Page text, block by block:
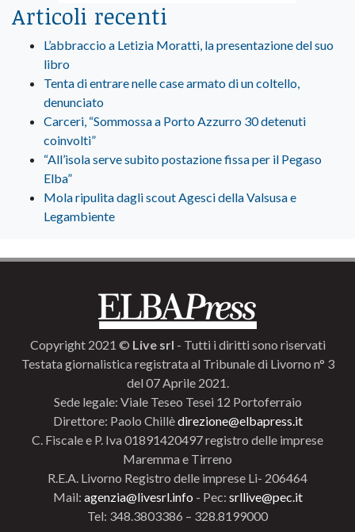
Articoli recenti
L’abbraccio a Letizia Moratti, la presentazione del suo
libro
Tenta di entrare nelle case armato di un coltello,
denunciato
Carceri, “Sommossa a Porto Azzurro 30 detenuti
coinvolti”
“All’isola serve subito postazione fissa per il Pegaso
Elba”
Mola ripulita dagli scout Agesci della Valsusa e
Legambiente
Copyright 2021 © Live srl - Tutti i diritti sono riservati
Testata giornalistica registrata al Tribunale di Livorno n° 3
del 07 Aprile 2021.
Sede legale: Viale Teseo Tesei 12 Portoferraio
Direttore: Paolo Chillèdirezione@elbapress.it
C. Fiscale e P. Iva 01891420497 registro delle imprese
Maremma e Tirreno
R.E.A. Livorno Registro delle imprese Li- 206464
Mail: agenzia@livesrl.info - Pec: srllive@pec.it
Tel: 348.3803386 – 328.8199000